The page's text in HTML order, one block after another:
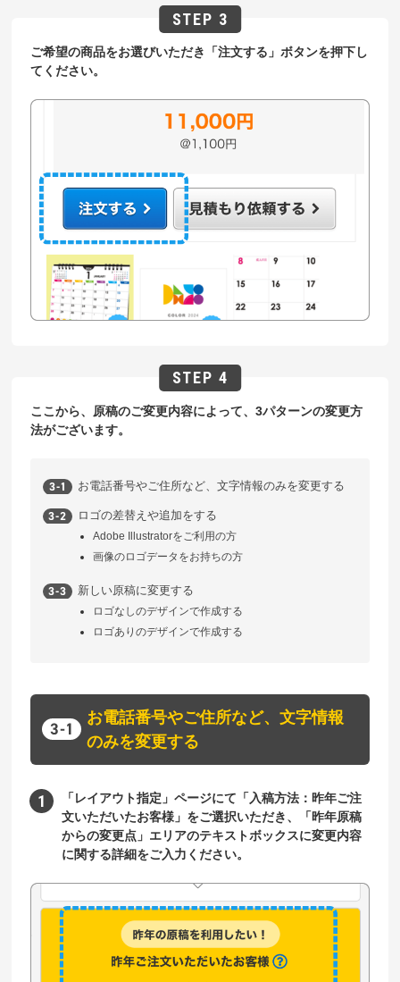
ご希望の商品をお選びいただき「注文する」ボタンを押下し
てください。
ここから、原稿のご変更内容によって、3パターンの変更方
法がございます。
お電話番号やご住所など、文字情報のみを変更する
ロゴの差替えや追加をする
Adobe Illustratorをご利用の方
画像のロゴデータをお持ちの方
新しい原稿に変更する
ロゴなしのデザインで作成する
ロゴありのデザインで作成する
お電話番号やご住所など、文字情報
のみを変更する
「レイアウト指定」ページにて「入稿方法：昨年ご注
文いただいたお客様」をご選択いただき、「昨年原稿
からの変更点」エリアのテキストボックスに変更内容
に関する詳細をご入力ください。